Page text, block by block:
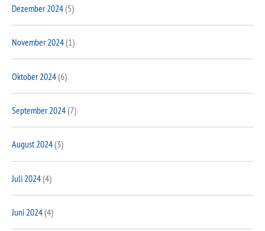
Dezember 2024(5)
November 2024(1)
Oktober 2024(6)
September 2024(7)
August 2024(3)
Juli 2024(4)
Juni 2024(4)